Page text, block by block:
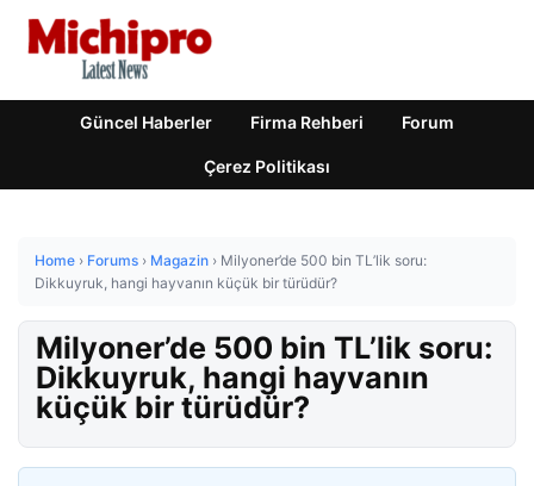
Güncel Haberler Firma Rehberi Forum
Çerez Politikası
Home › Forums › Magazin › Milyoner’de 500 bin TL’lik soru:
Dikkuyruk, hangi hayvanın küçük bir türüdür?
Milyoner’de 500 bin TL’lik soru:
Dikkuyruk, hangi hayvanın
küçük bir türüdür?